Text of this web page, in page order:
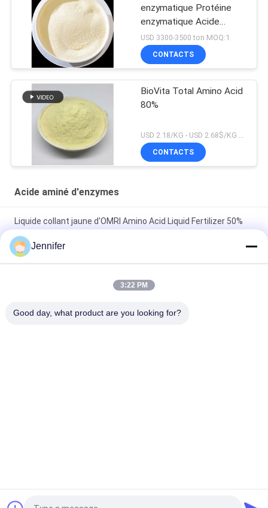
enzymatique Protéine
enzymatique Acide
aminé
USD 3300-3500 ton MOQ:1
CONTACTS
BioVita Total Amino Acid
80%
USD 2.18/KG - USD 2.68$/KG MOQ:1MT
CONTACTS
Acide aminé d'enzymes
Liquide collant jaune d'OMRI Amino Acid Liquid Fertilizer 50%
Enzymolysis pour la ferme organique
Chélate d'acide aminé enzymatique transparent brun ZnMnB
engrais organique 85% Liste OMRI
Jennifer
3:22 PM
Good day, what product are you looking for?